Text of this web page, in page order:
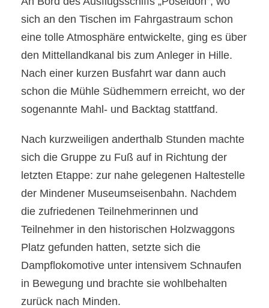
sich an den Tischen im Fahrgastraum schon
eine tolle Atmosphäre entwickelte, ging es über
den Mittellandkanal bis zum Anleger in Hille.
Nach einer kurzen Busfahrt war dann auch
schon die Mühle Südhemmern erreicht, wo der
sogenannte Mahl- und Backtag stattfand.
Nach kurzweiligen anderthalb Stunden machte
sich die Gruppe zu Fuß auf in Richtung der
letzten Etappe: zur nahe gelegenen Haltestelle
der Mindener Museumseisenbahn. Nachdem
die zufriedenen Teilnehmerinnen und
Teilnehmer in den historischen Holzwaggons
Platz gefunden hatten, setzte sich die
Dampflokomotive unter intensivem Schnaufen
in Bewegung und brachte sie wohlbehalten
zurück nach Minden.